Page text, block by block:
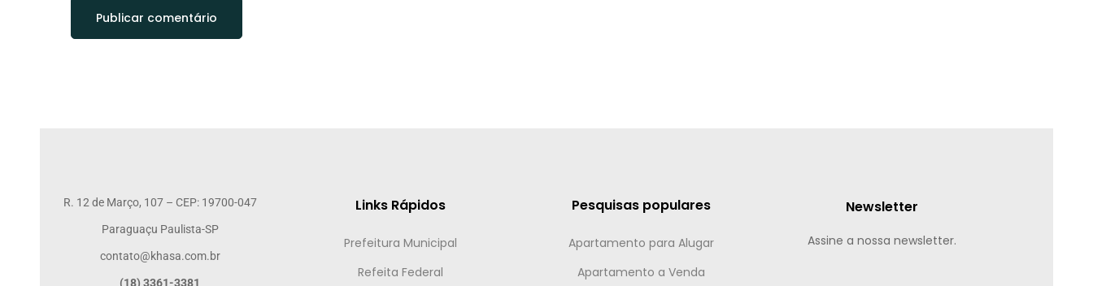
R. 12 de Março, 107 – CEP: 19700-047
Paraguaçu Paulista-SP
contato@khasa.com.br
(18) 3361-3381
Links Rápidos
Prefeitura Municipal
Refeita Federal
Pesquisas populares
Apartamento para Alugar
Apartamento a Venda
Newsletter
Assine a nossa newsletter.